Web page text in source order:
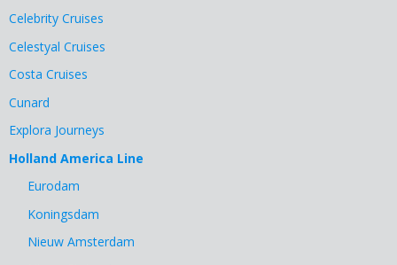
Celebrity Cruises
Celestyal Cruises
Costa Cruises
Cunard
Explora Journeys
Holland America Line
Eurodam
Koningsdam
Nieuw Amsterdam